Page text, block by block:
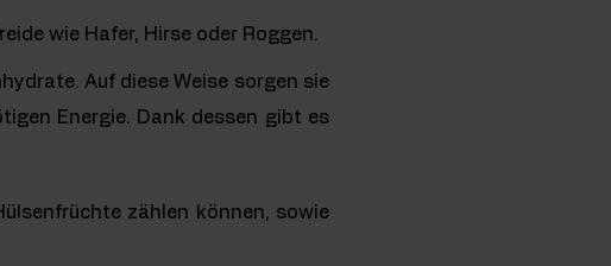
wie Hafer, Hirse oder Roggen.
Auf diese Weise sorgen sie
Energie. Dank dessen gibt es
zählen können, sowie